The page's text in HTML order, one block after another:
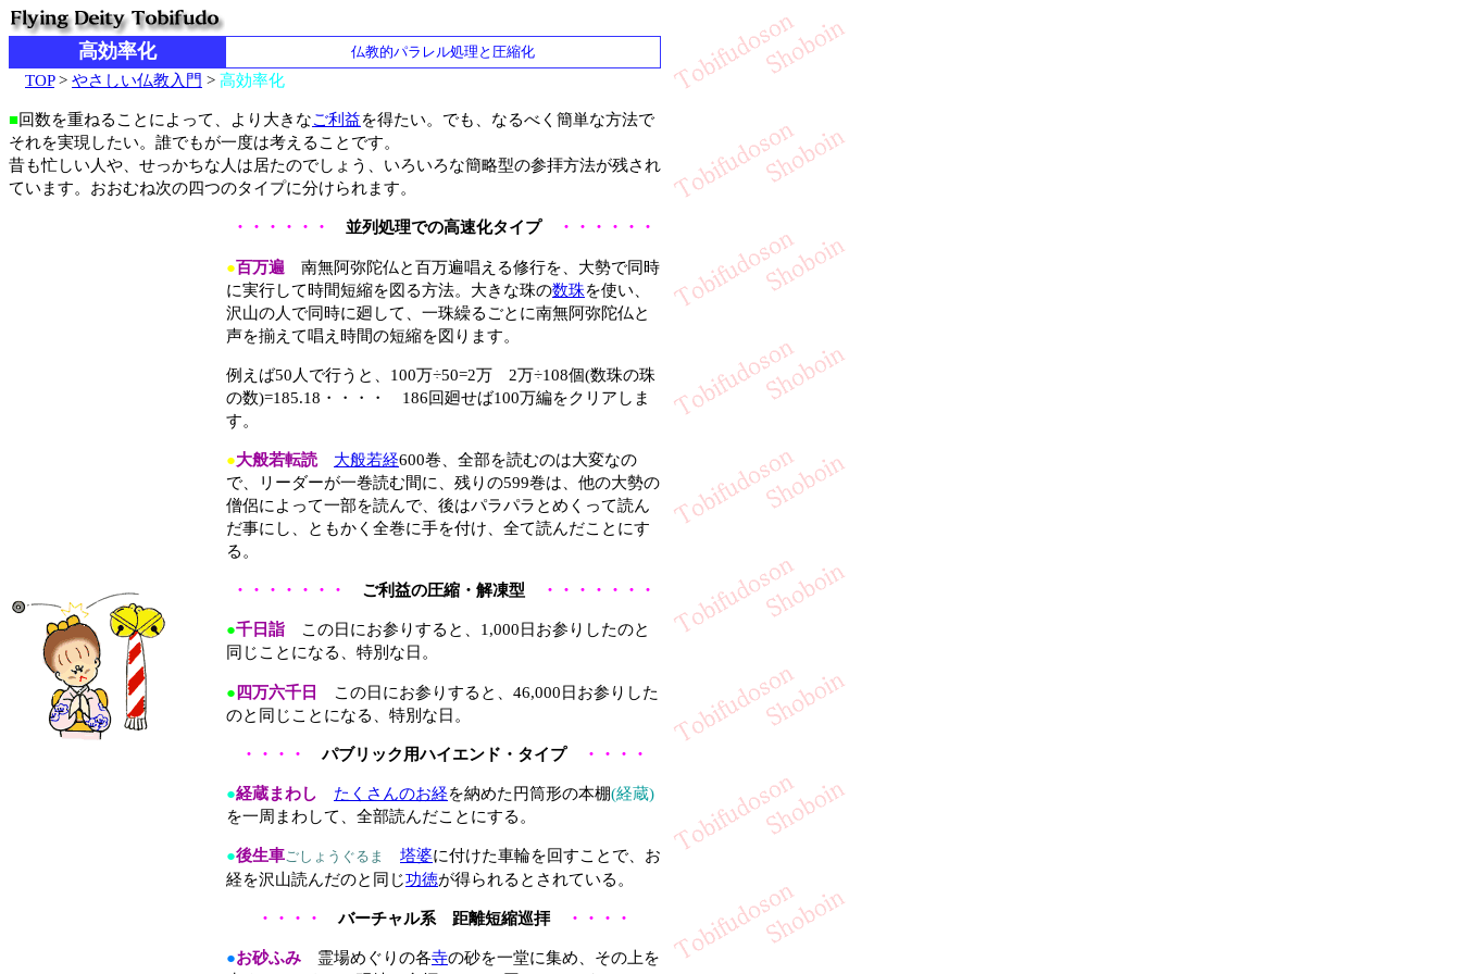
高効率化 仏教的パラレル処理と圧縮化
TOP> やさしい仏教入門 > 高効率化
■回数を重ねることによって、より大きなご利益を得たい。でも、なるべく簡単な方法で
それを実現したい。誰でもが一度は考えることです。
昔も忙しい人や、せっかちな人は居たのでしょう、いろいろな簡略型の参拝方法が残され
ています。おおむね次の四つのタイプに分けられます。
・・・・・・ 並列処理での高速化タイプ ・・・・・・
●百万遍 南無阿弥陀仏と百万遍唱える修行を、大勢で同時
に実行して時間短縮を図る方法。大きな珠の数珠を使い、
沢山の人で同時に廻して、一珠繰るごとに南無阿弥陀仏と
声を揃えて唱え時間の短縮を図ります。
例えば50人で行うと、100万÷50=2万 2万÷108個(数珠の珠
の数)=185.18・・・・ 186回廻せば100万編をクリアしま
す。
●大般若転読 大般若経600巻、全部を読むのは大変なの
で、リーダーが一巻読む間に、残りの599巻は、他の大勢の
僧侶によって一部を読んで、後はパラパラとめくって読ん
だ事にし、ともかく全巻に手を付け、全て読んだことにす
る。
・・・・・・・ ご利益の圧縮・解凍型 ・・・・・・・
●千日詣 この日にお参りすると、1,000日お参りしたのと
同じことになる、特別な日。
●四万六千日
この日にお参りすると、46,000日お参りした
のと同じことになる、特別な日。
・・・・ パブリック用ハイエンド・タイプ ・・・・
●経蔵まわし たくさんのお経を納めた円筒形の本棚(経蔵)
を一周まわして、全部読んだことにする。
●後生車ごしょうぐるま 塔婆に付けた車輪を回すことで、お
経を沢山読んだのと同じ功徳が得られるとされている。
・・・・ バーチャル系 距離短縮巡拝 ・・・・
●お砂ふみ 霊場めぐりの各寺の砂を一堂に集め、その上を